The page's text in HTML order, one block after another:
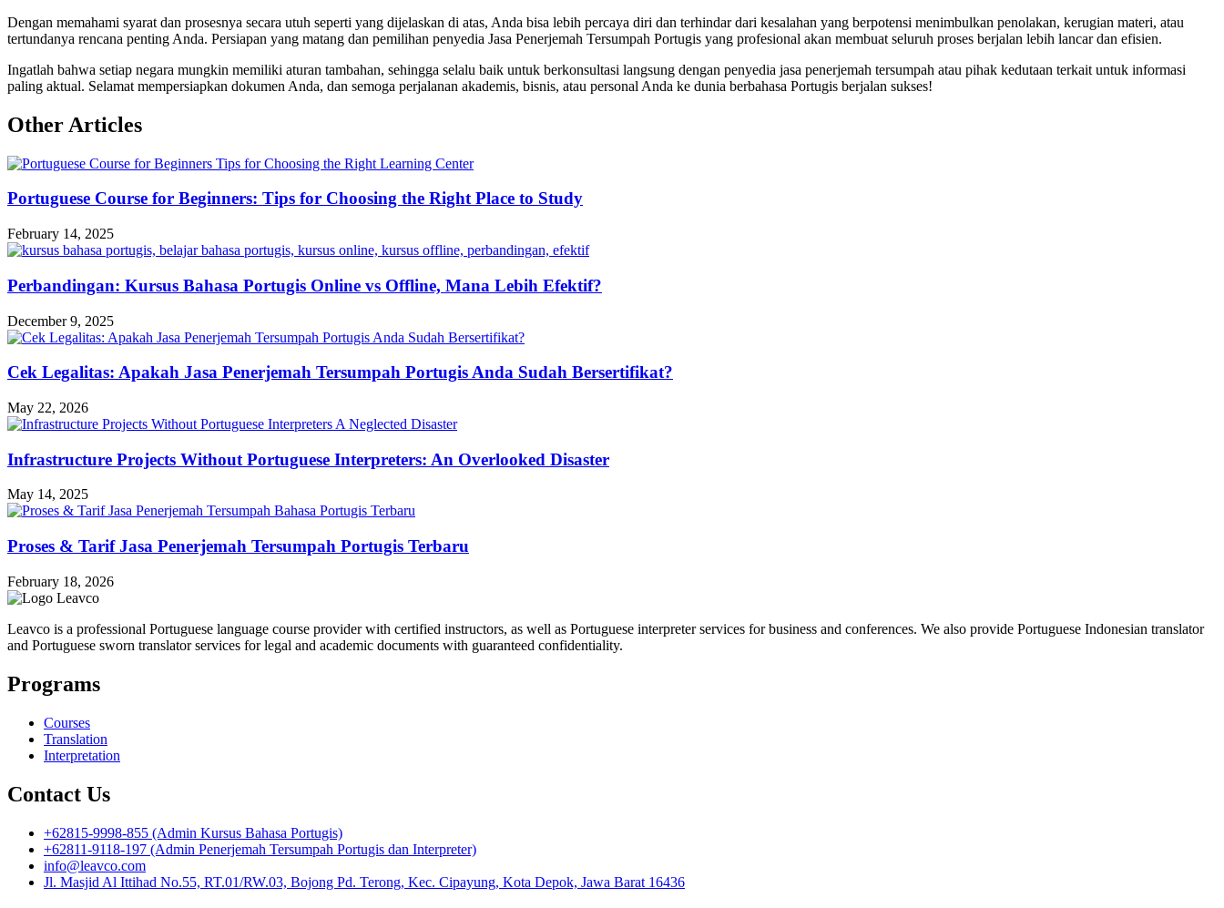
Dengan memahami syarat dan prosesnya secara utuh seperti yang dijelaskan di atas, Anda bisa lebih percaya diri dan terhindar dari kesalahan yang berpotensi menimbulkan penolakan, kerugian materi, atau
tertundanya rencana penting Anda. Persiapan yang matang dan pemilihan penyedia Jasa Penerjemah Tersumpah Portugis yang profesional akan membuat seluruh proses berjalan lebih lancar dan efisien.
Ingatlah bahwa setiap negara mungkin memiliki aturan tambahan, sehingga selalu baik untuk berkonsultasi langsung dengan penyedia jasa penerjemah tersumpah atau pihak kedutaan terkait untuk informasi
paling aktual. Selamat mempersiapkan dokumen Anda, dan semoga perjalanan akademis, bisnis, atau personal Anda ke dunia berbahasa Portugis berjalan sukses!
Other Articles
Portuguese Course for Beginners: Tips for Choosing the Right Place to Study
February 14, 2025
Perbandingan: Kursus Bahasa Portugis Online vs Offline, Mana Lebih Efektif?
December 9, 2025
Cek Legalitas: Apakah Jasa Penerjemah Tersumpah Portugis Anda Sudah Bersertifikat?
May 22, 2026
Infrastructure Projects Without Portuguese Interpreters: An Overlooked Disaster
May 14, 2025
Proses & Tarif Jasa Penerjemah Tersumpah Portugis Terbaru
February 18, 2026
Leavco is a professional Portuguese language course provider with certified instructors, as well as Portuguese interpreter services for business and conferences. We also provide Portuguese Indonesian translator
and Portuguese sworn translator services for legal and academic documents with guaranteed confidentiality.
Programs
Courses
Translation
Interpretation
Contact Us
+62815-9998-855 (Admin Kursus Bahasa Portugis)
+62811-9118-197 (Admin Penerjemah Tersumpah Portugis dan Interpreter)
info@leavco.com
Jl. Masjid Al Ittihad No.55, RT.01/RW.03, Bojong Pd. Terong, Kec. Cipayung, Kota Depok, Jawa Barat 16436